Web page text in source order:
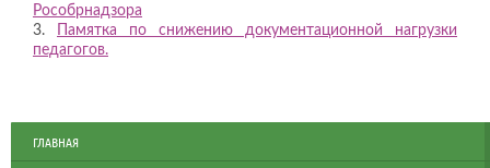
Рособрнадзора
3.
Памятка по снижению документационной нагрузки
педагогов.
ГЛАВНАЯ